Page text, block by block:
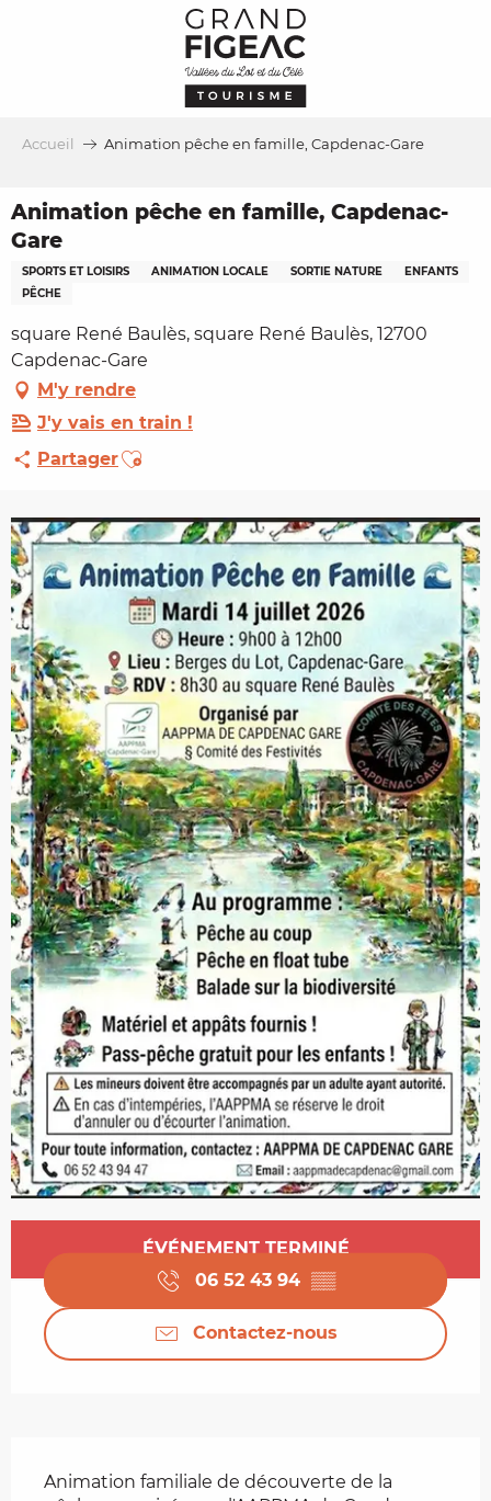
Accueil Animation pêche en famille, Capdenac-Gare
Animation pêche en famille, Capdenac-
Gare
SPORTS ET LOISIRS ANIMATION LOCALE SORTIE NATURE
ENFANTS
PÊCHE
square René Baulès, square René Baulès, 12700
Capdenac-Gare
M'y rendre
J'y vais en train !
PartagerAjouter aux favoris
Ouverture et coordonnées
ÉVÉNEMENT TERMINÉ
06 52 43 94 ▒▒
Contactez-nous
Animation familiale de découverte de la